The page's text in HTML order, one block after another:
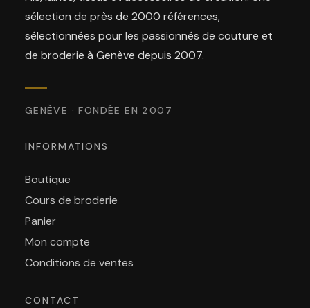
sélection de près de 2000 références,
sélectionnées pour les passionnés de couture et
de broderie à Genève depuis 2007.
GENÈVE · FONDÉE EN 2007
INFORMATIONS
Boutique
Cours de broderie
Panier
Mon compte
Conditions de ventes
CONTACT